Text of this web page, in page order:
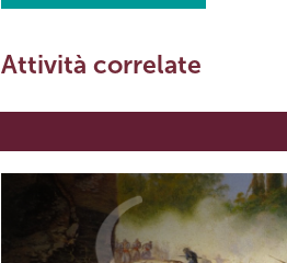
Attività correlate